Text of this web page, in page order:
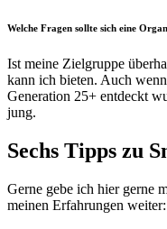
Welche Fragen sollte sich eine
Ist meine Zielgruppe
kann ich bieten. Auch
Generation 25+ entdeckt
jung.
Sechs Tipps zu
Gerne gebe ich hier gerne
meinen Erfahrungen weiter: